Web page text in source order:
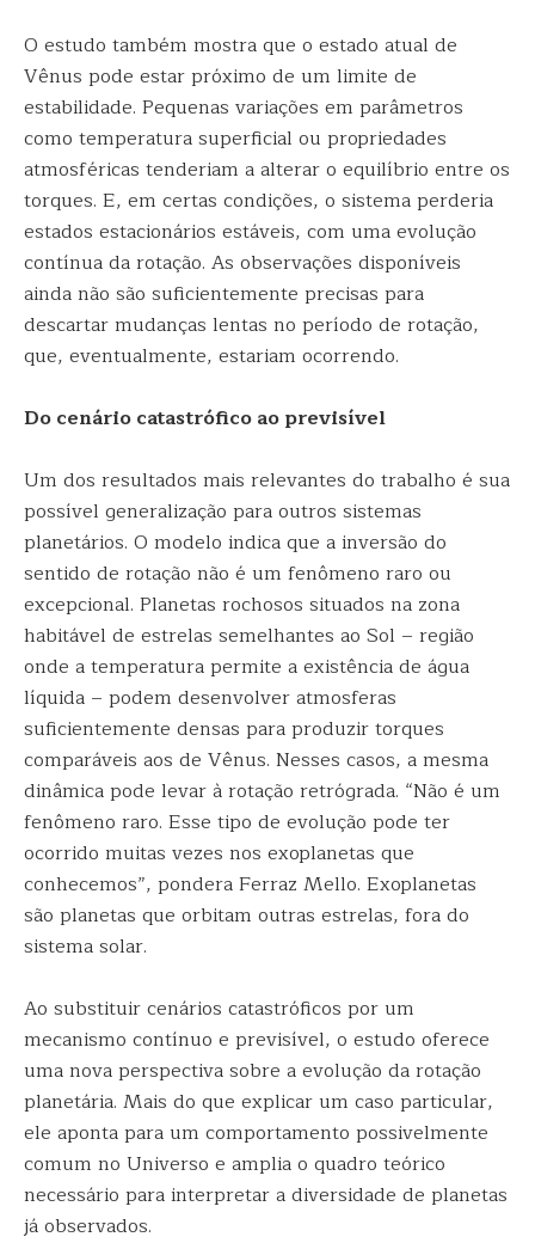
O estudo também mostra que o estado atual de
Vênus pode estar próximo de um limite de
estabilidade. Pequenas variações em parâmetros
como temperatura superficial ou propriedades
atmosféricas tenderiam a alterar o equilíbrio entre os
torques. E, em certas condições, o sistema perderia
estados estacionários estáveis, com uma evolução
contínua da rotação. As observações disponíveis
ainda não são suficientemente precisas para
descartar mudanças lentas no período de rotação,
que, eventualmente, estariam ocorrendo.
Do cenário catastrófico ao previsível
Um dos resultados mais relevantes do trabalho é sua
possível generalização para outros sistemas
planetários. O modelo indica que a inversão do
sentido de rotação não é um fenômeno raro ou
excepcional. Planetas rochosos situados na zona
habitável de estrelas semelhantes ao Sol – região
onde a temperatura permite a existência de água
líquida – podem desenvolver atmosferas
suficientemente densas para produzir torques
comparáveis aos de Vênus. Nesses casos, a mesma
dinâmica pode levar à rotação retrógrada. “Não é um
fenômeno raro. Esse tipo de evolução pode ter
ocorrido muitas vezes nos exoplanetas que
conhecemos”, pondera Ferraz Mello. Exoplanetas
são planetas que orbitam outras estrelas, fora do
sistema solar.
Ao substituir cenários catastróficos por um
mecanismo contínuo e previsível, o estudo oferece
uma nova perspectiva sobre a evolução da rotação
planetária. Mais do que explicar um caso particular,
ele aponta para um comportamento possivelmente
comum no Universo e amplia o quadro teórico
necessário para interpretar a diversidade de planetas
já observados.